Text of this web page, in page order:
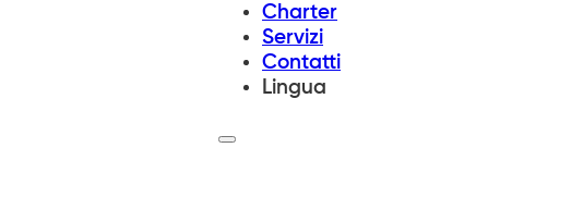
Charter
Servizi
Contatti
Lingua